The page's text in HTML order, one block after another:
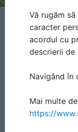
Vă rugăm
caracter
acordul cu
descrierii de
Navigând în
Mai multe
https://